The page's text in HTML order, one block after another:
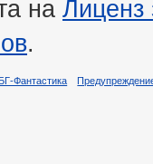
на Лиценз
.
Фантастика